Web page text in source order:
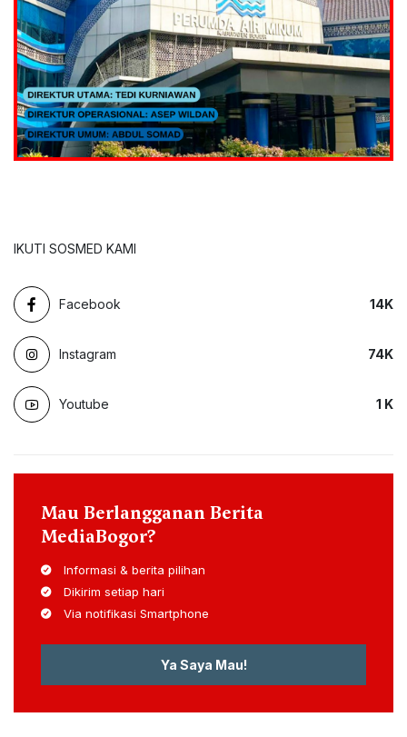
IKUTI SOSMED KAMI
Facebook 14K
Instagram 74K
Youtube 1 K
Mau Berlangganan Berita
MediaBogor?
Informasi & berita pilihan
Dikirim setiap hari
Via notifikasi Smartphone
Ya Saya Mau!